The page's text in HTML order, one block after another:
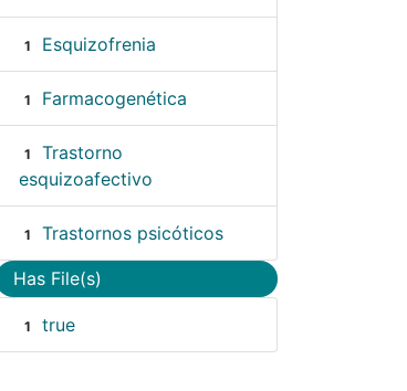
1 Esquizofrenia
1 Farmacogenética
1
Trastorno
esquizoafectivo
1 Trastornos psicóticos
Has File(s)
1 true